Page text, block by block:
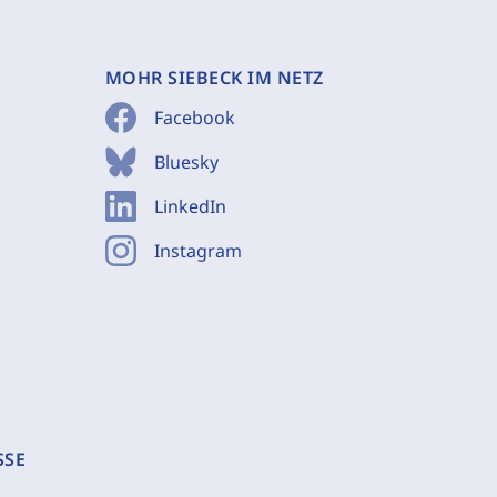
MOHR SIEBECK IM NETZ
Facebook
Bluesky
LinkedIn
Instagram